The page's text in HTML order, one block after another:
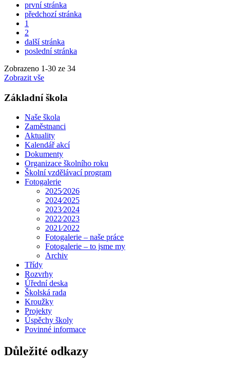
první stránka
předchozí stránka
1
2
další stránka
poslední stránka
Zobrazeno 1-30 ze 34
Zobrazit vše
Základní škola
Naše škola
Zaměstnanci
Aktuality
Kalendář akcí
Dokumenty
Organizace školního roku
Školní vzdělávací program
Fotogalerie
2025⁄2026
2024⁄2025
2023⁄2024
2022⁄2023
2021⁄2022
Fotogalerie – naše práce
Fotogalerie – to jsme my
Archiv
Třídy
Rozvrhy
Úřední deska
Školská rada
Kroužky
Projekty
Úspěchy školy
Povinné informace
Důležité odkazy